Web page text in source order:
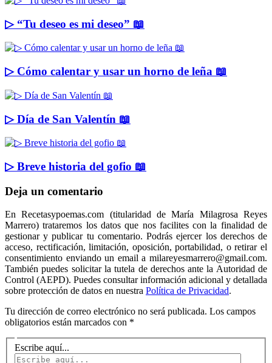
▷ “Tu deseo es mi deseo” 📖
▷ Cómo calentar y usar un horno de leña 📖
▷ Día de San Valentín 📖
▷ Breve historia del gofio 📖
Deja un comentario
En Recetasypoemas.com (titularidad de María Milagrosa Reyes
Marrero) trataremos los datos que nos facilites con la finalidad de
gestionar y publicar tu comentario. Podrás ejercer los derechos de
acceso, rectificación, limitación, oposición, portabilidad, o retirar el
consentimiento enviando un email a milareyesmarrero@gmail.com.
También puedes solicitar la tutela de derechos ante la Autoridad de
Control (AEPD). Puedes consultar información adicional y detallada
sobre protección de datos en nuestra Política de Privacidad.
Tu dirección de correo electrónico no será publicada. Los campos
obligatorios están marcados con *
Escribe aquí...